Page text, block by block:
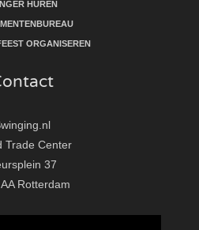
HUREN
ORGANISEREN
Trade Center
37
Rotterdam